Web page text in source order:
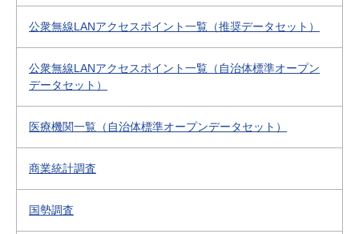
公衆無線LANアクセスポイント一覧（推奨データセット）
公衆無線LANアクセスポイント一覧（自治体標準オープン
データセット）
医療機関一覧（自治体標準オープンデータセット）
商業統計調査
国勢調査